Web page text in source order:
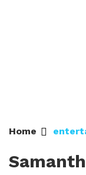
Home